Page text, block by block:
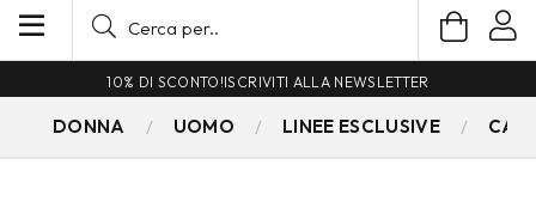
10% DI SCONTO!ISCRIVITI ALLA NEWSLETTER
DONNA UOMO LINEE ESCLUSIVE